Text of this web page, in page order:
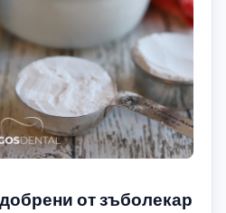
от зъболекар